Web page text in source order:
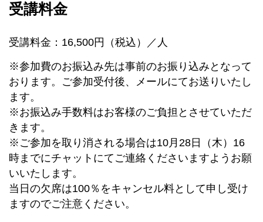
受講料金
受講料金：16,500円（税込）／人
※参加費のお振込み先は事前のお振り込みとなって
おります。ご参加受付後、メールにてお送りいたし
ます。
※お振込み手数料はお客様のご負担とさせていただ
きます。
※ご参加を取り消される場合は10月28日（木）16
時までにチャットにてご連絡くださいますようお願
いいたします。
当日の欠席は100％をキャンセル料として申し受け
ますのでご注意ください。